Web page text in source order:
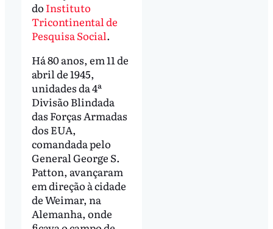
do Instituto
Tricontinental de
Pesquisa Social.
Há 80 anos, em 11 de
abril de 1945,
unidades da 4ª
Divisão Blindada
das Forças Armadas
dos EUA,
comandada pelo
General George S.
Patton, avançaram
em direção à cidade
de Weimar, na
Alemanha, onde